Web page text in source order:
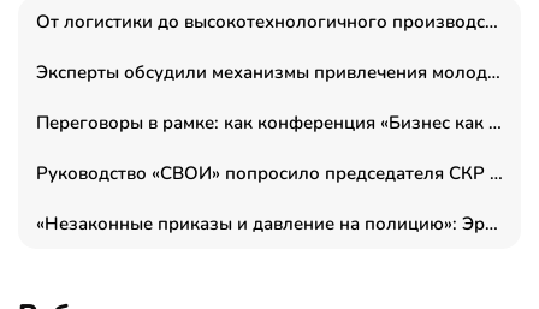
От логистики до высокотехнологичного производства: как основатель “гагаринга” выстраивает экосистему безопасности и гражданских БПЛА
Эксперты обсудили механизмы привлечения молодых специалистов в промышленные города
Переговоры в рамке: как конференция «Бизнес как искусство» переформатирует деловой этикет в стенах ТПП РФ
Руководство «СВОИ» попросило председателя СКР дать правовую оценку обысков в тыловом штабе
«Незаконные приказы и давление на полицию»: Эрнеста Султанова задержали у посольства Израиля во время одиночного пикета